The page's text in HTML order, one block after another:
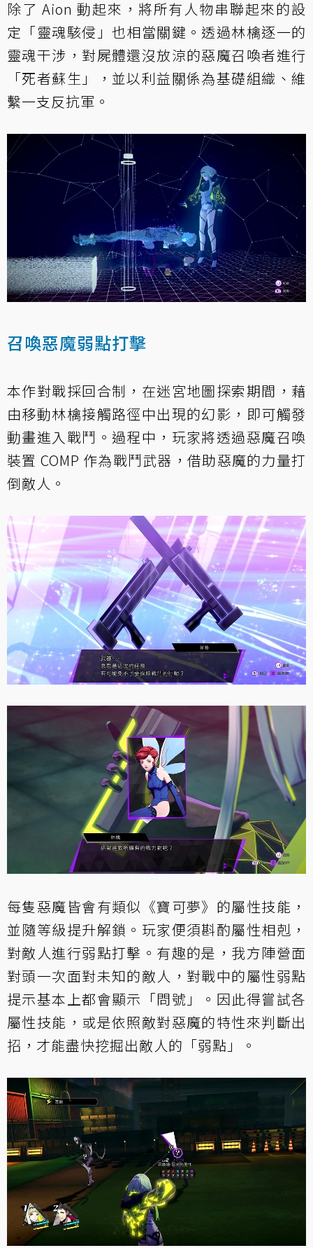
除了 Aion 動起來，將所有人物串聯起來的設
定「靈魂駭侵」也相當關鍵。透過林檎逐一的
靈魂干涉，對屍體還沒放涼的惡魔召喚者進行
「死者蘇生」，並以利益關係為基礎組織、維
繫一支反抗軍。
召喚惡魔弱點打擊
本作對戰採回合制，在迷宮地圖探索期間，藉
由移動林檎接觸路徑中出現的幻影，即可觸發
動畫進入戰鬥。過程中，玩家將透過惡魔召喚
裝置 COMP 作為戰鬥武器，借助惡魔的力量打
倒敵人。
每隻惡魔皆會有類似《寶可夢》的屬性技能，
並隨等級提升解鎖。玩家便須斟酌屬性相剋，
對敵人進行弱點打擊。有趣的是，我方陣營面
對頭一次面對未知的敵人，對戰中的屬性弱點
提示基本上都會顯示「問號」。因此得嘗試各
屬性技能，或是依照敵對惡魔的特性來判斷出
招，才能盡快挖掘出敵人的「弱點」。